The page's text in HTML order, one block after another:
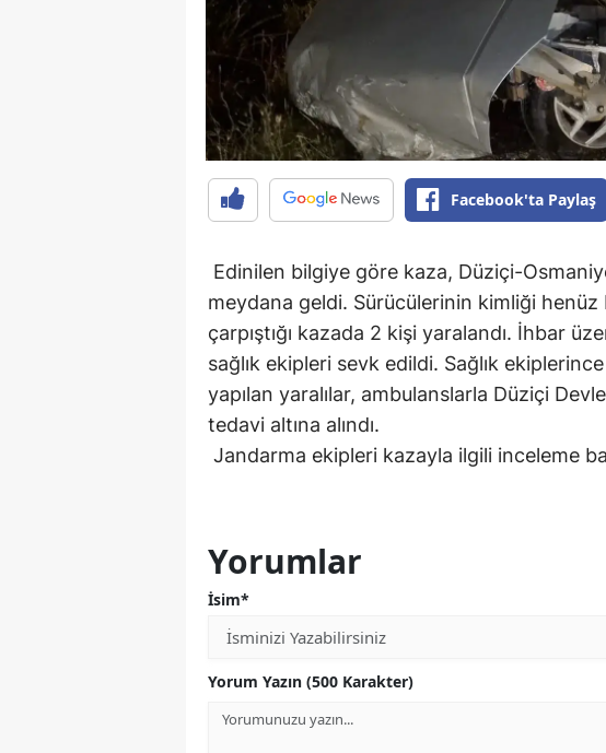
Facebook'ta Paylaş
Edinilen bilgiye göre kaza, Düziçi-
meydana geldi. Sürücülerinin kimliği
çarpıştığı kazada 2 kişi yaralandı. İhbar
sağlık ekipleri sevk edildi. Sağlık
yapılan yaralılar, ambulanslarla Düziçi
tedavi altına alındı.
Jandarma ekipleri kazayla ilgili inceleme
Yorumlar
İsim*
Yorum Yazın (500 Karakter)